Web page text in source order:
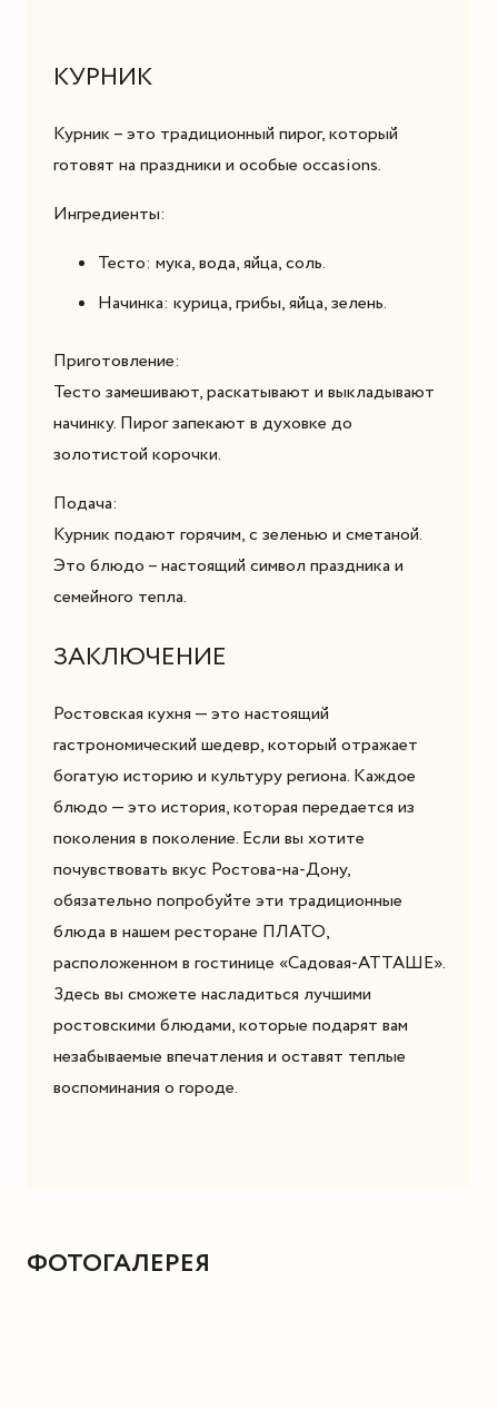
КУРНИК
Курник – это традиционный пирог, который
готовят на праздники и особые occasions.
Ингредиенты:
Тесто: мука, вода, яйца, соль.
Начинка: курица, грибы, яйца, зелень.
Приготовление:
Тесто замешивают, раскатывают и выкладывают
начинку. Пирог запекают в духовке до
золотистой корочки.
Подача:
Курник подают горячим, с зеленью и сметаной.
Это блюдо – настоящий символ праздника и
семейного тепла.
ЗАКЛЮЧЕНИЕ
Ростовская кухня — это настоящий
гастрономический шедевр, который отражает
богатую историю и культуру региона. Каждое
блюдо — это история, которая передается из
поколения в поколение. Если вы хотите
почувствовать вкус Ростова-на-Дону,
обязательно попробуйте эти традиционные
блюда в нашем ресторане ПЛАТО,
расположенном в гостинице «Садовая-АТТАШЕ».
Здесь вы сможете насладиться лучшими
ростовскими блюдами, которые подарят вам
незабываемые впечатления и оставят теплые
воспоминания о городе.
ФОТОГАЛЕРЕЯ